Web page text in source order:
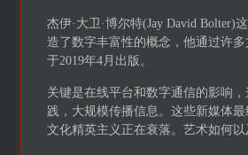
杰伊·大卫·博尔特(Jay David Bolter)
造了数字丰富性的概念，他通过许
于2019年4月出版。
关键是在线平台和数字通信的影响
践，大规模传播信息。这些新媒体
文化精英主义正在衰落。艺术如何